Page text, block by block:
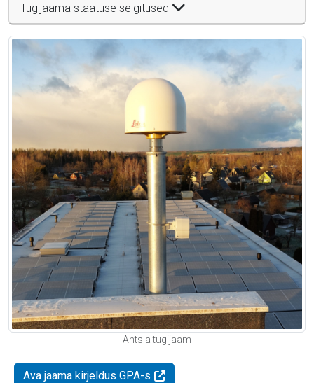
Tugijaama staatuse selgitused
Antsla tugijaam
Ava jaama kirjeldus GPA-s